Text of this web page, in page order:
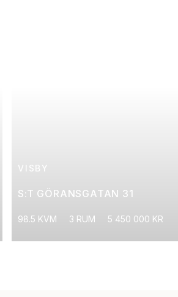
VISBY
S:T GÖRANSGATAN 31
98.5 KVM 3 RUM 5 450 000 KR